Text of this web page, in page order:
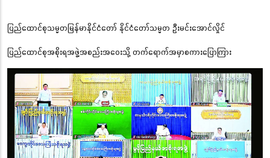
ပြည်ထောင်စုသမ္မတမြန်မာနိုင်ငံတော် နိုင်ငံတော်သမ္မတ ဦးမင်းအောင်လှိုင်
ပြည်ထောင်စုအစိုးရအဖွဲ့အစည်းအဝေးသို့ တက်ရောက်အမှာစကားပြောကြား